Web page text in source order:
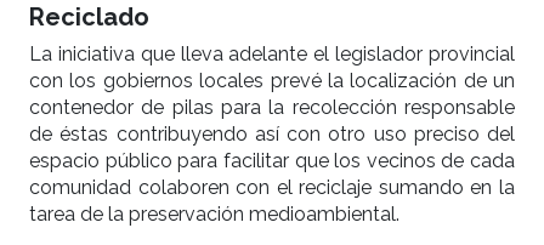
Reciclado
La iniciativa que lleva adelante el legislador provincial
con los gobiernos locales prevé la localización de un
contenedor de pilas para la recolección responsable
de éstas contribuyendo así con otro uso preciso del
espacio público para facilitar que los vecinos de cada
comunidad colaboren con el reciclaje sumando en la
tarea de la preservación medioambiental.